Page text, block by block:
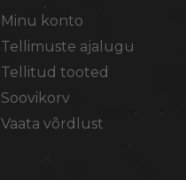
Minu konto
Tellimuste ajalugu
Tellitud tooted
Soovikorv
Vaata võrdlust